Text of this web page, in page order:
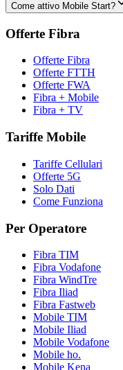
Come attivo Mobile Start?
Offerte Fibra
Offerte Fibra
Offerte FTTH
Offerte FWA
Fibra + Mobile
Fibra + TV
Tariffe Mobile
Tariffe Cellulari
Offerte 5G
Solo Dati
Come Funziona
Per Operatore
Fibra TIM
Fibra Vodafone
Fibra WindTre
Fibra Iliad
Fibra Fastweb
Mobile TIM
Mobile Iliad
Mobile Vodafone
Mobile ho.
Mobile Kena